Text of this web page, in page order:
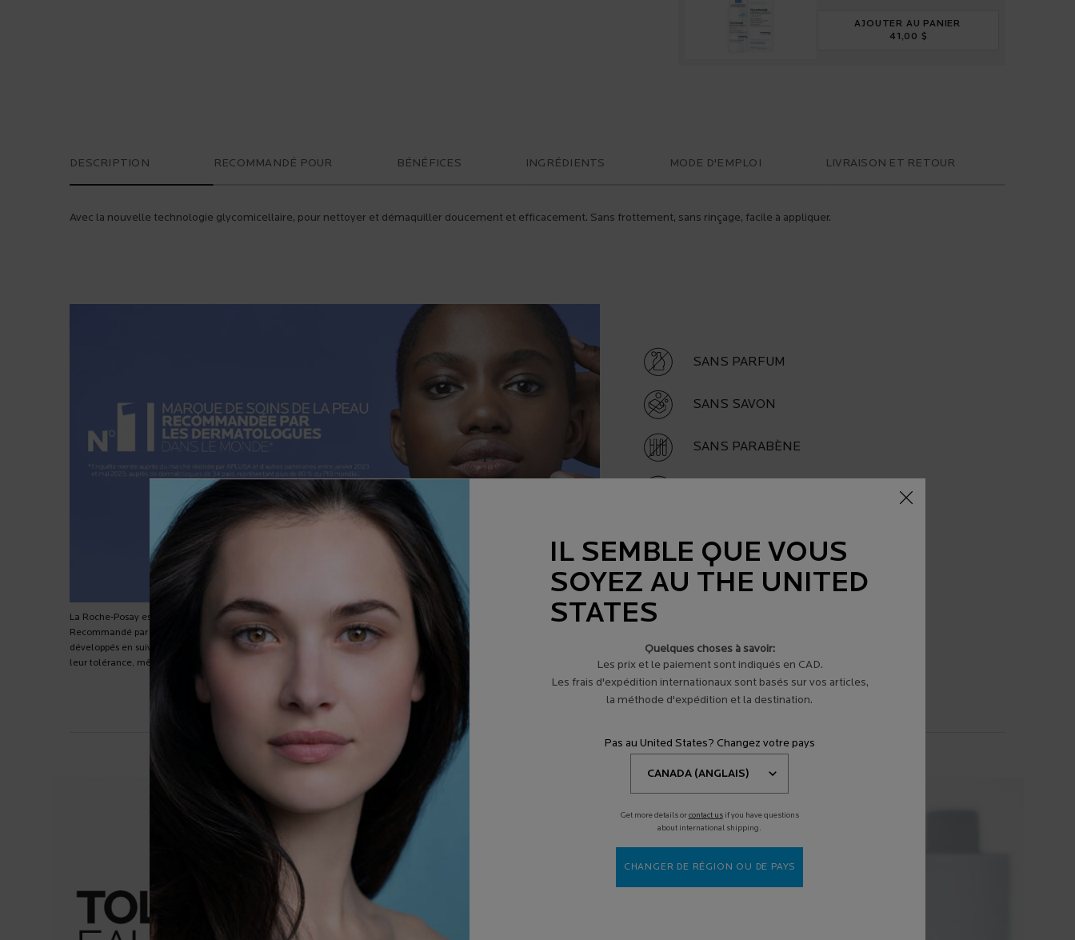
AJOUTER AU PANIER
41,00 $
DESCRIPTION RECOMMANDÉ POUR BÉNÉFICES INGRÉDIENTS MODE D'EMPLOI LIVRAISON ET RETOUR
Avec la nouvelle technologie glycomicellaire, pour nettoyer et démaquiller doucement et efficacement. Sans frottement, sans rinçage, facile à appliquer.
La Roche-Posay est la marque #1 de soins de la peau recommandée par les dermatologues dans le monde.
Recommandé par 100 000 dermatologues dans le monde, La Roche-Posay propose des soins de peau uniques, qui sont
développés en suivant une charte de formulation stricte et qui sont testés cliniquement pour démontrer leur efficacité et
leur tolérance, même sur les peaux sensibles.
SANS PARFUM
SANS SAVON
SANS PARABÈNE
IL SEMBLE QUE VOUS
SOYEZ AU THE UNITED
STATES
Quelques choses à savoir:
Les prix et le paiement sont indiqués en CAD.
Les frais d'expédition internationaux sont basés sur vos articles,
la méthode d'expédition et la destination.
Pas au United States? Changez votre pays
Get more details orcontact usif you have questions
about international shipping.
CHANGER DE RÉGION OU DE PAYS